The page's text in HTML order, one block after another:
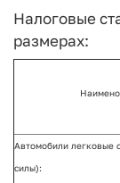
Налоговые
размерах:
Автомобили легковые
силы):